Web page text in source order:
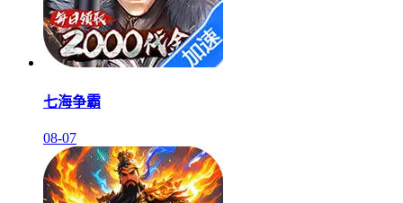
七海争霸
08-07